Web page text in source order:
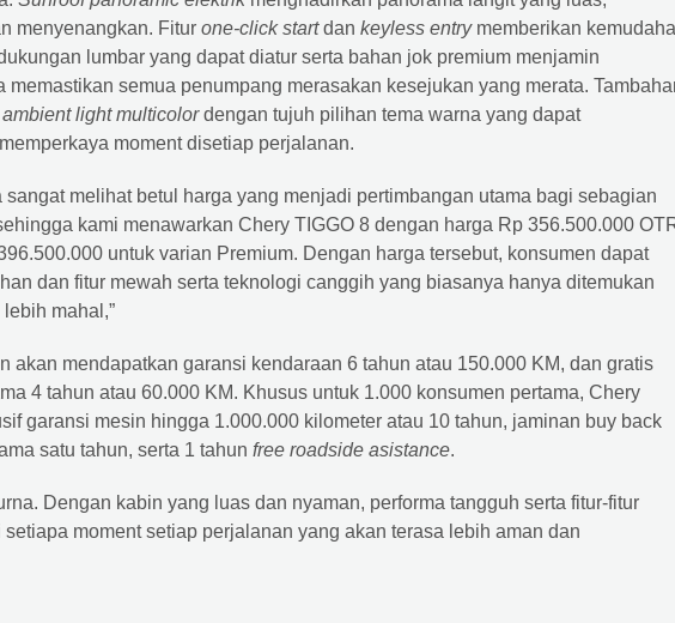
menyenangkan. Fitur one-click startdan keyless entrymemberikan
lumbar yang dapat diatur serta bahan jok premium menjamin
semua penumpang merasakan kesejukan yang merata.
ambient light multicolordengan tujuh pilihan tema warna yang dapat
moment disetiap perjalanan.
sangat melihat betul harga yang menjadi pertimbangan utama bagi sebagian
kami menawarkan Chery TIGGO 8 dengan harga Rp 356.500.000
untuk varian Premium. Dengan harga tersebut, konsumen dapat
dan fitur mewah serta teknologi canggih yang biasanya hanya ditemukan
mahal,”
akan mendapatkan garansi kendaraan 6 tahun atau 150.000 KM, dan gratis
4 tahun atau 60.000 KM. Khusus untuk 1.000 konsumen pertama, Chery
garansi mesin hingga 1.000.000 kilometer atau 10 tahun, jaminan buy back
satu tahun, serta 1 tahun free roadside asistance.
Dengan kabin yang luas dan nyaman, performa tangguh serta fitur-fitur
moment setiap perjalanan yang akan terasa lebih aman dan